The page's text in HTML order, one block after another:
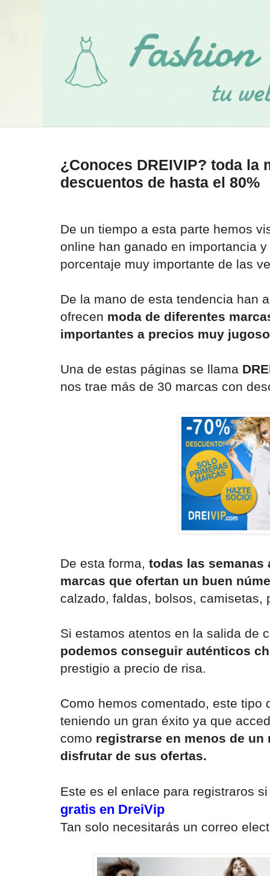
¿Conoces DREIVIP? toda la
descuentos de hasta el 80%
De un tiempo a esta parte hemos
online han ganado en importancia
porcentaje muy importante de las
De la mano de esta tendencia han
ofrecen moda de diferentes
importantes a precios muy
Una de estas páginas se llama
nos trae más de 30 marcas con
De esta forma, todas las semanas
marcas que ofertan un buen
calzado, faldas, bolsos, camisetas,
Si estamos atentos en la salida de
podemos conseguir auténticos
prestigio a precio de risa.
Como hemos comentado, este tipo
teniendo un gran éxito ya que
como registrarse en menos de un
disfrutar de sus ofertas.
Este es el enlace para registraros
gratis en DreiVip
Tan solo necesitarás un correo